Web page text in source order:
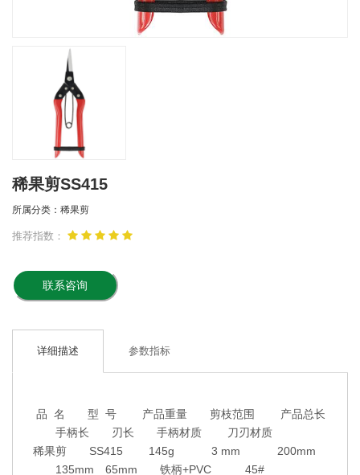
稀果剪SS415
所属分类：稀果剪
推荐指数：
联系咨询
详细描述 参数指标
品 名 型 号 产品重量 剪枝范围 产品总长
手柄长 刃长 手柄材质 刀刃材质
稀果剪 SS415 145g 3 mm 200mm
135mm 65mm 铁柄+PVC 45#